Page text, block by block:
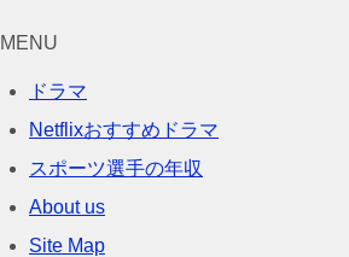
MENU
ドラマ
Netflixおすすめドラマ
スポーツ選手の年収
About us
Site Map